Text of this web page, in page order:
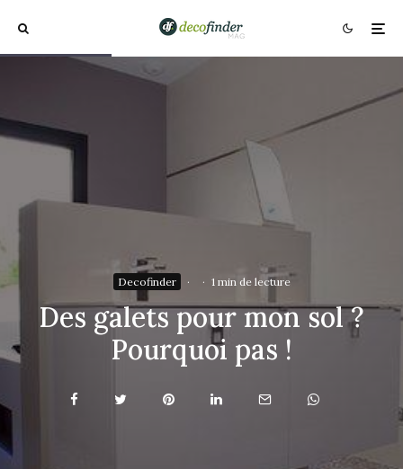
Decofinder · · 1 min de lecture
Des galets pour mon sol ?
Pourquoi pas !